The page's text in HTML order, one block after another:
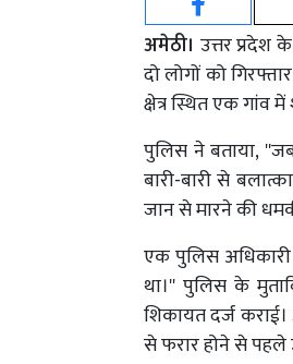
अमेठी। उत्तर प्रदेश
दो लोगों को
क्षेत्र स्थित एक गांव
पुलिस ने बताया,
बारी-बारी से
जान से मारने की
एक पुलिस
था।'' पुलिस के
शिकायत दर्ज
से फरार होने से पहले